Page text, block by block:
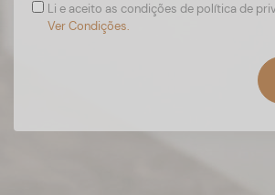
Li e aceito as condições de política de
Ver Condições.